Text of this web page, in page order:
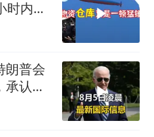
时内服
朗普会
认一